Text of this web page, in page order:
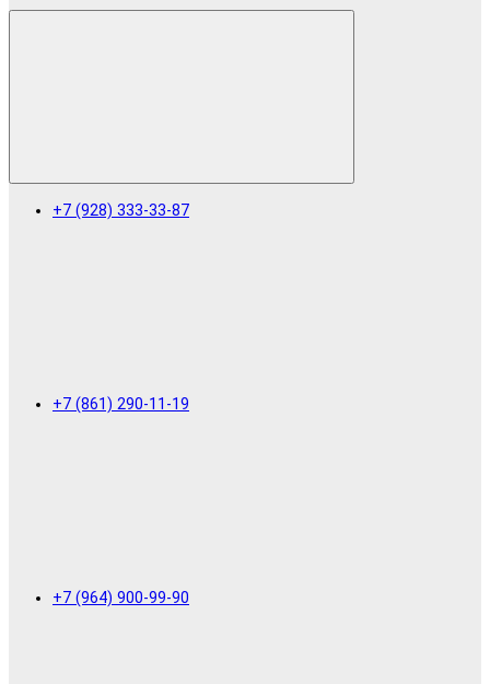
+7 (928) 333-33-87
+7 (861) 290-11-19
+7 (964) 900-99-90